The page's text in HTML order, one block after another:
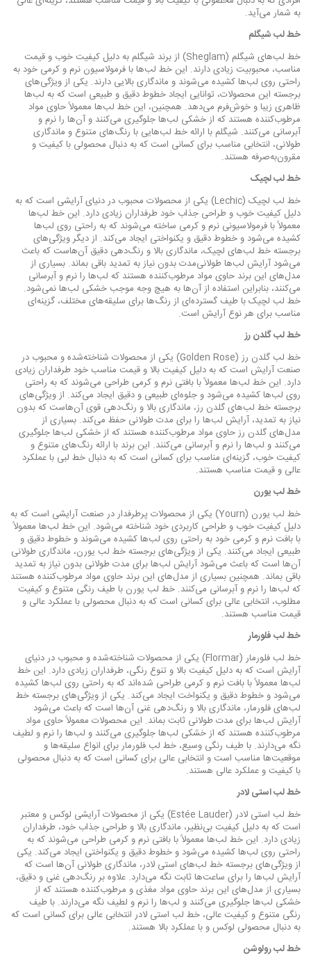
به شمار می‌آید.
خط لب شیگلم
خط لب‌های شیگلم (Sheglam) از برند شیگلم به دلیل کیفیت خوب و قیمت
مناسب، محبوبیت زیادی دارند. این خط لب‌ها با فرمولاسیون نرم و کرمی خود به
راحتی روی لب‌ها کشیده می‌شوند و ماندگاری بالایی دارند. یکی از ویژگی‌های
برجسته این محصولات، توانایی ایجاد خطوط دقیق و طبیعی است که به لب‌ها
ظاهری زیبا و خوش‌فرم می‌دهد. همچنین، این خط لب‌ها معمولاً حاوی مواد
مرطوب‌کننده هستند که از خشکی لب‌ها جلوگیری می‌کنند و آن‌ها را نرم و
آبرسانی می‌کنند. شیگلم با ارائه خط لب‌هایی با رنگ‌های متنوع و ماندگاری
طولانی، انتخابی مناسب برای کسانی است که به دنبال محصولی با کیفیت و
مقرون‌به‌صرفه هستند.
خط لب لچیک
خط لب لچیک (Lechic) یکی از محصولات محبوب در دنیای آرایشی است که به
دلیل کیفیت خوب و طراحی جذاب خود طرفداران زیادی دارد. این خط لب‌ها
معمولاً با فرمولاسیونی نرم و کرمی ساخته می‌شوند که به راحتی روی لب‌ها
کشیده می‌شود و خطوط دقیق و یکنواختی ایجاد می‌کند. از دیگر ویژگی‌های
برجسته خط لب‌های لچیک، ماندگاری بالا و رنگ‌دهی دقیق آن‌هاست که باعث
می‌شود آرایش لب‌ها طولانی‌مدت بدون نیاز به تمدید باقی بماند. بسیاری از
مدل‌های این برند حاوی مواد مرطوب‌کننده هستند که لب‌ها را نرم و آبرسانی
می‌کنند، بنابراین استفاده از آن‌ها به هیچ وجه موجب خشکی لب‌ها نمی‌شود.
خط لب لچیک با طیف گسترده‌ای از رنگ‌ها برای سلیقه‌های مختلف، گزینه‌ای
مناسب برای هر نوع آرایش است.
خط لب گلدن رز
خط لب گلدن رز (Golden Rose) یکی از محصولات شناخته‌شده و محبوب در
صنعت آرایش است که به دلیل کیفیت بالا و قیمت مناسب خود طرفداران زیادی
دارد. این خط لب‌ها معمولاً با بافتی نرم و کرمی طراحی می‌شوند که به راحتی
روی لب‌ها کشیده می‌شود و جلوه‌ای طبیعی و دقیق ایجاد می‌کند. از ویژگی‌های
برجسته خط لب‌های گلدن رز، ماندگاری بالا و رنگ‌دهی قوی آن‌هاست که بدون
نیاز به تمدید، آرایش لب‌ها را برای مدت طولانی حفظ می‌کند. بسیاری از
مدل‌های گلدن رز حاوی مواد مرطوب‌کننده هستند که از خشکی لب‌ها جلوگیری
می‌کنند و لب‌ها را نرم و آبرسانی می‌کنند. این برند با ارائه رنگ‌های متنوع و
کیفیت خوب، گزینه‌ای مناسب برای کسانی است که به دنبال خط لبی با عملکرد
عالی و قیمت مناسب هستند.
خط لب یورن
خط لب یورن (Yourn) یکی از محصولات پرطرفدار در صنعت آرایشی است که به
دلیل کیفیت خوب و طراحی کاربردی خود شناخته می‌شود. این خط لب‌ها معمولاً
با بافت نرم و کرمی خود به راحتی روی لب‌ها کشیده می‌شوند و خطوط دقیق و
طبیعی ایجاد می‌کنند. یکی از ویژگی‌های برجسته خط لب یورن، ماندگاری طولانی
آن‌ها است که باعث می‌شود آرایش لب‌ها برای مدت طولانی بدون نیاز به تمدید
باقی بماند. همچنین بسیاری از مدل‌های این برند حاوی مواد مرطوب‌کننده هستند
که لب‌ها را نرم و آبرسانی می‌کنند. خط لب یورن با طیف رنگی متنوع و کیفیت
مطلوب، انتخابی عالی برای کسانی است که به دنبال محصولی با عملکرد عالی و
قیمت مناسب هستند.
خط لب فلورمار
خط لب فلورمار (Flormar) یکی از محصولات شناخته‌شده و محبوب در دنیای
آرایش است که به دلیل کیفیت بالا و تنوع رنگی، طرفداران زیادی دارد. این خط
لب‌ها معمولاً با بافت نرم و کرمی طراحی شده‌اند که به راحتی روی لب‌ها کشیده
می‌شود و خطوط دقیق و یکنواخت ایجاد می‌کند. یکی از ویژگی‌های برجسته خط
لب‌های فلورمار، ماندگاری بالا و رنگ‌دهی غنی آن‌ها است که باعث می‌شود
آرایش لب‌ها برای مدت طولانی ثابت بماند. این محصولات معمولاً حاوی مواد
مرطوب‌کننده هستند که از خشکی لب‌ها جلوگیری می‌کنند و لب‌ها را نرم و لطیف
نگه می‌دارند. با طیف رنگی وسیع، خط لب فلورمار برای انواع سلیقه‌ها و
موقعیت‌ها مناسب است و انتخابی عالی برای کسانی است که به دنبال محصولی
با کیفیت و عملکرد عالی هستند.
خط لب استی لادر
خط لب استی لادر (Estée Lauder) یکی از محصولات آرایشی لوکس و معتبر
است که به دلیل کیفیت بی‌نظیر، ماندگاری بالا و طراحی جذاب خود، طرفداران
زیادی دارد. این خط لب‌ها معمولاً با بافتی نرم و کرمی طراحی می‌شوند که به
راحتی روی لب‌ها کشیده می‌شود و خطوط دقیق و یکنواختی ایجاد می‌کند. یکی
از ویژگی‌های برجسته خط لب‌های استی لادر، ماندگاری طولانی آن‌ها است که
آرایش لب‌ها را برای ساعت‌ها ثابت نگه می‌دارد. علاوه بر رنگ‌دهی غنی و دقیق،
بسیاری از مدل‌های این برند حاوی مواد مغذی و مرطوب‌کننده هستند که از
خشکی لب‌ها جلوگیری می‌کنند و لب‌ها را نرم و لطیف نگه می‌دارند. با طیف
رنگی متنوع و کیفیت عالی، خط لب استی لادر انتخابی عالی برای کسانی است که
به دنبال محصولی لوکس و با عملکرد بالا هستند.
خط لب رولوشن